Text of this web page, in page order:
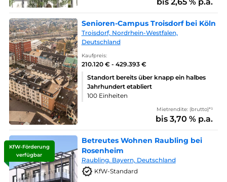
Senioren-Campus Troisdorf bei Köln
Troisdorf, Nordrhein-Westfalen,
Deutschland
Kaufpreis:
210.120 € - 429.393 €
Standort bereits über knapp ein halbes
Jahrhundert etabliert
100 Einheiten
Mietrendite: (brutto)*¹
bis 3,70 % p.a.
KfW-Förderung
verfügbar
Betreutes Wohnen Raubling bei
Rosenheim
Raubling. Bayern, Deutschland
KfW-Standard